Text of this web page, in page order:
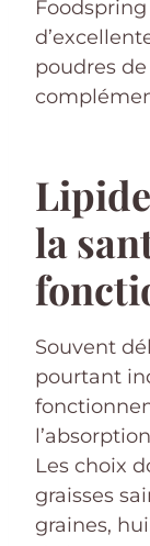
poudres
la
Souvent
pourtant
Les choix
graisses
graines,